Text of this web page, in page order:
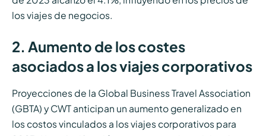
los viajes de negocios.
2. Aumento de los costes
asociados a los viajes corporativos
Proyecciones de la Global Business Travel Association
(GBTA) y CWT anticipan un aumento generalizado en
los costos vinculados a los viajes corporativos para